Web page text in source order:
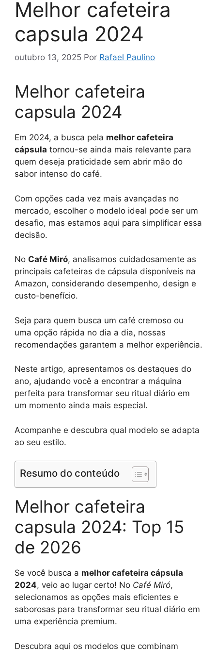
Melhor cafeteira
capsula 2024
outubro 13, 2025 Por Rafael Paulino
Melhor cafeteira
capsula 2024
Em 2024, a busca pela melhor cafeteira
cápsula tornou-se ainda mais relevante para
quem deseja praticidade sem abrir mão do
sabor intenso do café.
Com opções cada vez mais avançadas no
mercado, escolher o modelo ideal pode ser um
desafio, mas estamos aqui para simplificar essa
decisão.
No Café Miró, analisamos cuidadosamente as
principais cafeteiras de cápsula disponíveis na
Amazon, considerando desempenho, design e
custo-benefício.
Seja para quem busca um café cremoso ou
uma opção rápida no dia a dia, nossas
recomendações garantem a melhor experiência.
Neste artigo, apresentamos os destaques do
ano, ajudando você a encontrar a máquina
perfeita para transformar seu ritual diário em
um momento ainda mais especial.
Acompanhe e descubra qual modelo se adapta
ao seu estilo.
Resumo do conteúdo
Melhor cafeteira
capsula 2024: Top 15
de 2026
Se você busca a melhor cafeteira cápsula
2024, veio ao lugar certo! No Café Miró,
selecionamos as opções mais eficientes e
saborosas para transformar seu ritual diário em
uma experiência premium.
Descubra aqui os modelos que combinam